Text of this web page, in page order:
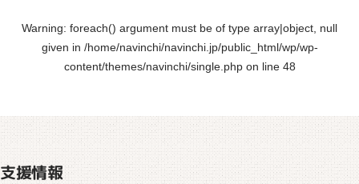
Warning: foreach() argument must be of type array|object, null
given in /home/navinchi/navinchi.jp/public_html/wp/wp-
content/themes/navinchi/single.phpon line 48
支援情報